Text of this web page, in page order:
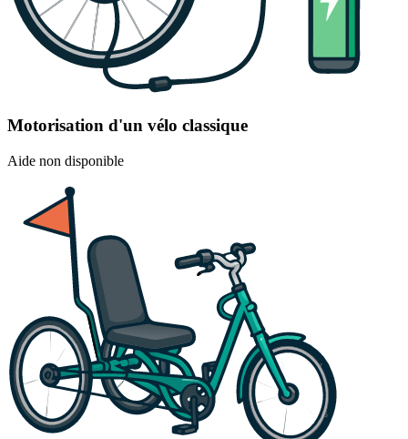
Motorisation d'un vélo classique
Aide non disponible